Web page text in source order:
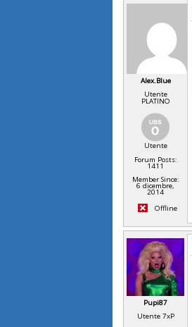
Alex.Blue
Utente
PLATINO
Utente
Forum Posts:
1411
Member Since:
6 dicembre,
2014
Offline
Pupi87
Utente 7xP